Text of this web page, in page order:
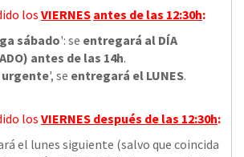
losVIERNES antes de las 12:30h:
sábado': se entregará al DÍA
antes de las 14h.
urgente', se entregará el LUNES.
losVIERNES después de las 12:30h:
el lunes siguiente (salvo que coincida